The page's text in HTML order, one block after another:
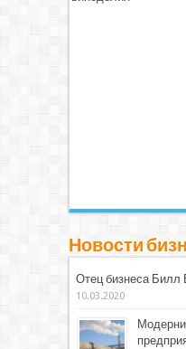
Новости
Отец бизнеса Билл
10.03.2020